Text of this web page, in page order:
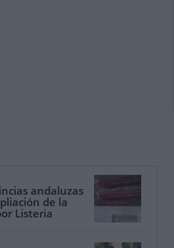
andaluzas
de la
Listeria